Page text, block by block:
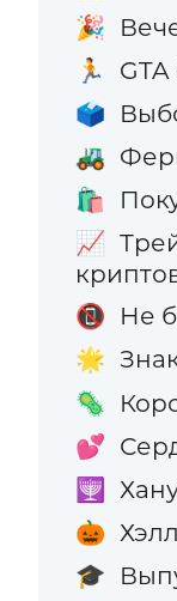
🎉
🏃 GTA
🗳️
🚜
🛍️
📈
📵 Не
🌟
🦠
💕
🕎
🎃
🎓